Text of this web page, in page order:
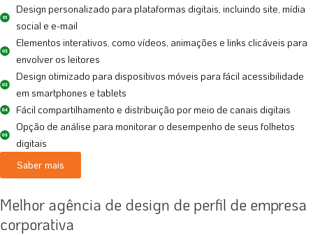
Design personalizado para plataformas digitais, incluindo site, mídia
social e e-mail
Elementos interativos, como vídeos, animações e links clicáveis para
envolver os leitores
Design otimizado para dispositivos móveis para fácil acessibilidade
em smartphones e tablets
Fácil compartilhamento e distribuição por meio de canais digitais
Opção de análise para monitorar o desempenho de seus folhetos
digitais
Saber mais
Melhor agência de design de perfil de empresa
corporativa